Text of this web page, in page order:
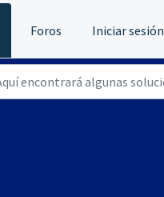
Foros Iniciar sesión